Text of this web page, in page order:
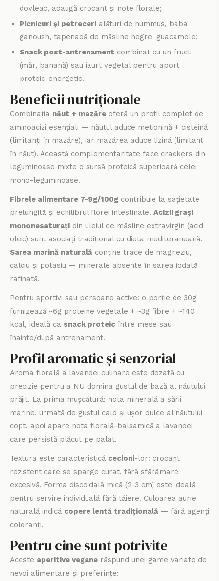
dovleac, adaugă crocant și note florale;
Picnicuri și petreceri alături de hummus, baba
ganoush, tapenadă de măsline negre, guacamole;
Snack post-antrenament combinat cu un fruct
(măr, banană) sau iaurt vegetal pentru aport
proteic-energetic.
Beneficii nutriționale
Combinația năut + mazăre oferă un profil complet de
aminoacizi esențiali — năutul aduce metionină + cisteină
(limitanți în mazăre), iar mazărea aduce lizină (limitant
în năut). Această complementaritate face crackers din
leguminoase mixte o sursă proteică superioară celei
mono-leguminoase.
Fibrele alimentare 7-9g/100g contribuie la sațietate
prelungită și echilibrul florei intestinale. Acizii grași
mononesaturați din uleiul de măsline extravirgin (acid
oleic) sunt asociați tradițional cu dieta mediteraneană.
Sarea marină naturală conține trace de magneziu,
calciu și potasiu — minerale absente în sarea iodată
rafinată.
Pentru sportivi sau persoane active: o porție de 30g
furnizează ~6g proteine vegetale + ~3g fibre + ~140
kcal, ideală ca snack proteic între mese sau
înainte/după antrenament.
Profil aromatic și senzorial
Aroma florală a lavandei culinare este dozată cu
precizie pentru a NU domina gustul de bază al năutului
prăjit. La prima mușcătură: nota minerală a sării
marine, urmată de gustul cald și ușor dulce al năutului
copt, apoi apare nota florală-balsamică a lavandei
care persistă plăcut pe palat.
Textura este caracteristică cecioni-lor: crocant
rezistent care se sparge curat, fără sfărâmare
excesivă. Forma discoidală mică (2-3 cm) este ideală
pentru servire individuală fără tăiere. Culoarea aurie
naturală indică copere lentă tradițională — fără agenți
coloranți.
Pentru cine sunt potrivite
Aceste aperitive vegane răspund unei game variate de
nevoi alimentare și preferințe: